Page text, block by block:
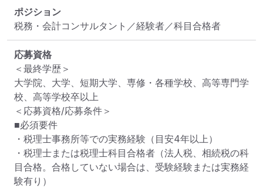
ポジション
税務・会計コンサルタント／経験者／科目合格者
応募資格
＜最終学歴＞
大学院、大学、短期大学、専修・各種学校、高等専門学
校、高等学校卒以上
＜応募資格/応募条件＞
■必須要件
・税理士事務所等での実務経験（目安4年以上）
・税理士または税理士科目合格者（法人税、相続税の科
目合格。合格していない場合は、受験経験または実務経
験有り）